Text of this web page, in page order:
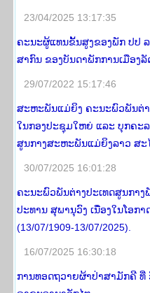
23/04/2025 13:17:35
ຄະນະຜູ້ແທນຂັ້ນສູງຂອງພັກ ປປ
ສາກົນ ຂອງບັນດາພັກການເມືອງ
29/07/2022 15:17:46
ສະຫະພັນແມ່ຍິງ ຄະນະພົວພັນຕ່າ
ໃນກອງປະຊຸມໃຫຍ່ ແລະ ບຸກຄະ
ສູນກາງສະຫະພັນແມ່ຍິງລາວ ສະ
30/07/2025 16:01:28
ຄະນະພົວພັນຕ່າງປະເທດສູນກາ
ປະທານ ສຸພານຸວົງ ເນື່ອງໃນໂອກ
(13/07/1909-13/07/2025).
16/07/2025 16:30:18
ການທອດຖວາຍຜ້າປ່າສາມັກຄີ ທີ່